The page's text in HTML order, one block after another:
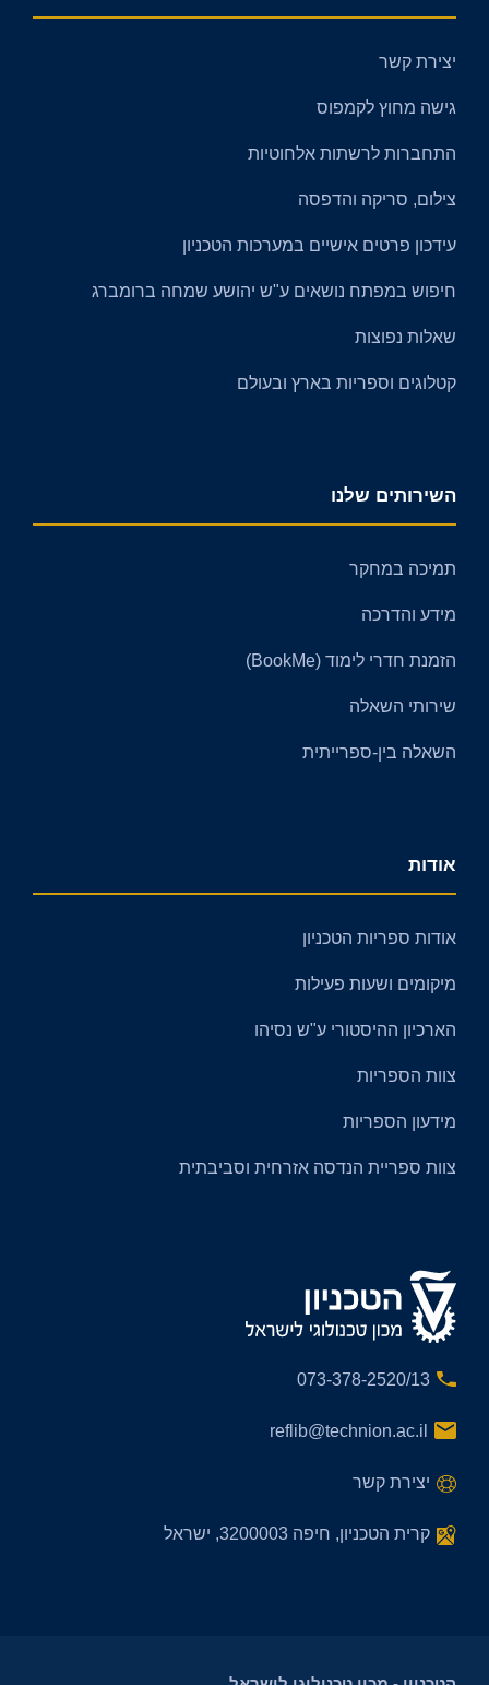
יצירת קשר
גישה מחוץ לקמפוס
התחברות לרשתות אלחוטיות
צילום, סריקה והדפסה
עידכון פרטים אישיים במערכות הטכניון
חיפוש במפתח נושאים ע"ש יהושע שמחה ברומברג
שאלות נפוצות
קטלוגים וספריות בארץ ובעולם​​
השירותים שלנו
תמיכה במחקר
מידע והדרכה
הזמנת חדרי לימוד (BookMe)
שירותי השאלה
השאלה בין-ספרייתית
אודות
אודות ספריות הטכניון
מיקומים ושעות פעילות
הארכיון ההיסטורי ע"ש נסיהו
צוות הספריות
מידעון הספריות
צוות ספריית הנדסה אזרחית וסביבתית
073-378-2520/13
reflib@technion.ac.il
יצירת קשר
קרית הטכניון, חיפה 3200003, ישראל